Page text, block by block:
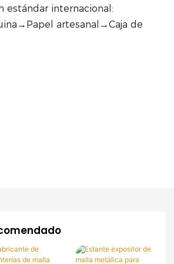
estándar internacional:
artesanal→Caja de